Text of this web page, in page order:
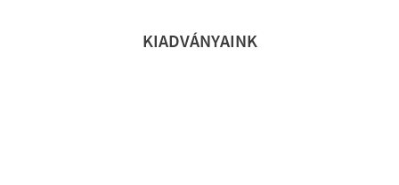
KIADVÁNYAINK